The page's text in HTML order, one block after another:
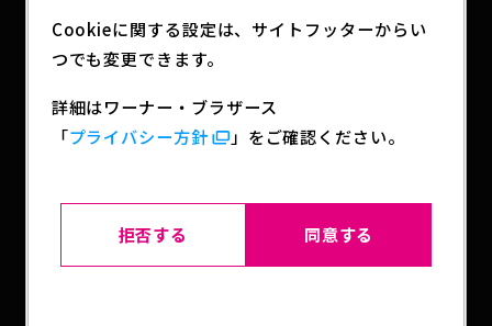
ルセイダース x CASETiFY」コレクション登場!!
Cookieに関する設定は、サイトフッターからい
つでも変更できます。
詳細はワーナー・ブラザース
「プライバシー方針 」をご確認ください。
拒否する 同意する